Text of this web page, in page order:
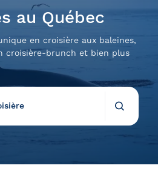
au Québec
en croisière aux baleines,
croisière-brunch et bien plus
Trouver ma croisière